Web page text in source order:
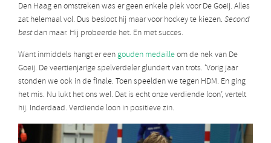
Den Haag en omstreken was er geen enkele plek voor De Goeij. Alles
zat helemaal vol. Dus besloot hij maar voor hockey te kiezen. Second
bestdan maar. Hij probeerde het. En met succes.
Want inmiddels hangt er eengouden medailleom de nek van De
Goeij. De veertienjarige spelverdeler glundert van trots. ‘Vorig jaar
stonden we ook in de finale. Toen speelden we tegen HDM. En ging
het mis. Nu lukt het ons wel. Dat is echt onze verdiende loon’, vertelt
hij. Inderdaad. Verdiende loon in positieve zin.